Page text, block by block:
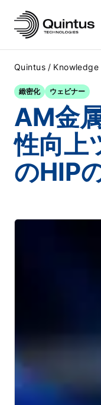
Quintus /
緻密化 ウェビナー
AM金
性向上
のHIP